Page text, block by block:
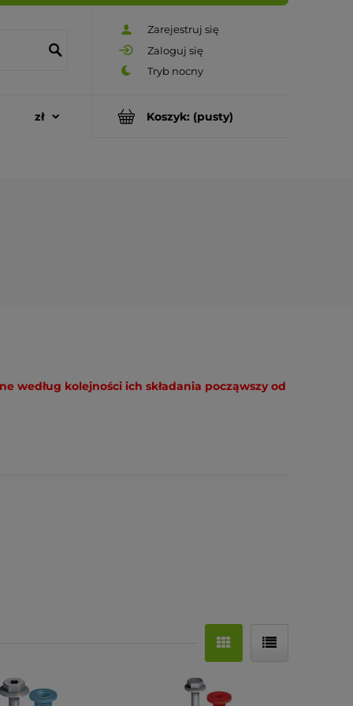
Zarejestruj się
Zaloguj się
Koszyk: (pusty)
według kolejności ich składania począwszy od